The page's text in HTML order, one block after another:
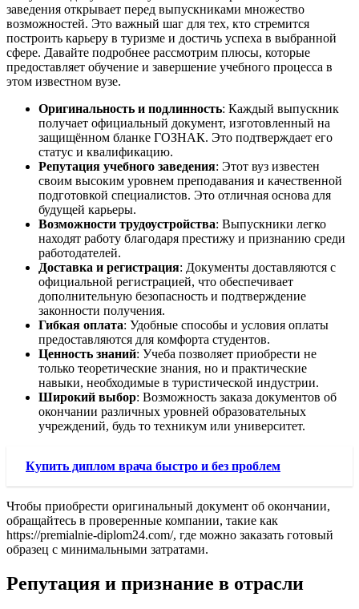
заведения открывает перед выпускниками множество
возможностей. Это важный шаг для тех, кто стремится
построить карьеру в туризме и достичь успеха в выбранной
сфере. Давайте подробнее рассмотрим плюсы, которые
предоставляет обучение и завершение учебного процесса в
этом известном вузе.
Оригинальность и подлинность: Каждый выпускник
получает официальный документ, изготовленный на
защищённом бланке ГОЗНАК. Это подтверждает его
статус и квалификацию.
Репутация учебного заведения: Этот вуз известен
своим высоким уровнем преподавания и качественной
подготовкой специалистов. Это отличная основа для
будущей карьеры.
Возможности трудоустройства: Выпускники легко
находят работу благодаря престижу и признанию среди
работодателей.
Доставка и регистрация: Документы доставляются с
официальной регистрацией, что обеспечивает
дополнительную безопасность и подтверждение
законности получения.
Гибкая оплата: Удобные способы и условия оплаты
предоставляются для комфорта студентов.
Ценность знаний: Учеба позволяет приобрести не
только теоретические знания, но и практические
навыки, необходимые в туристической индустрии.
Широкий выбор: Возможность заказа документов об
окончании различных уровней образовательных
учреждений, будь то техникум или университет.
Купить диплом врача быстро и без проблем
Чтобы приобрести оригинальный документ об окончании,
обращайтесь в проверенные компании, такие как
https://premialnie-diplom24.com/, где можно заказать готовый
образец с минимальными затратами.
Репутация и признание в отрасли